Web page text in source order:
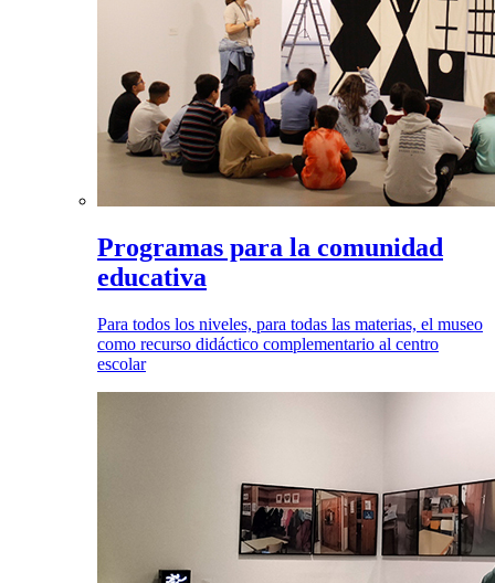
Programas para la comunidad
educativa
Para todos los niveles, para todas las materias, el museo
como recurso didáctico complementario al centro
escolar